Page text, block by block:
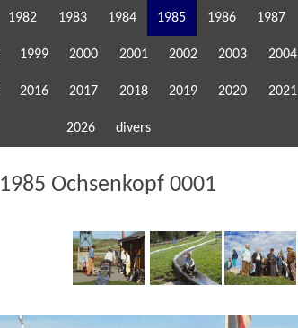
1982 1983 1984 1985 1986 1987
1999 2000 2001 2002 2003 2004
2016 2017 2018 2019 2020 2021
2026 divers
1985 Ochsenkopf 0001